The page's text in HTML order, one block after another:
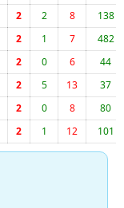
2 2 8
138
2 1 7
482
2 0 6
44
2 5 13
37
2 0 8
80
2 1 12 101